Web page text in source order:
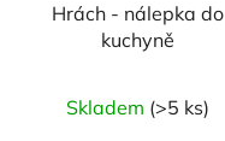
Hrách - nálepka do
kuchyně
Skladem (>5 ks)